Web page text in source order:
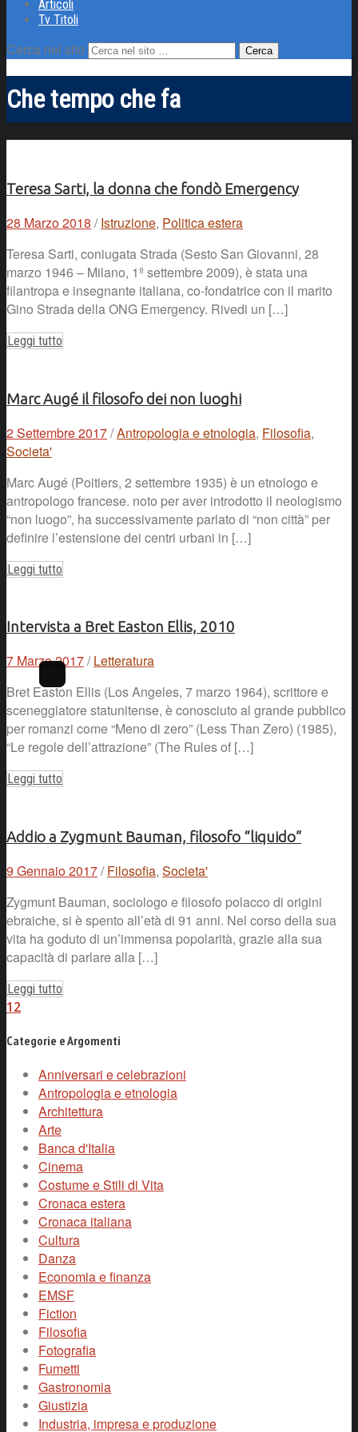
Articoli
Tv Titoli
Cerca nel sito
Che tempo che fa
Teresa Sarti, la donna che fondò Emergency
28 Marzo 2018 / Istruzione, Politica estera
Teresa Sarti, coniugata Strada (Sesto San Giovanni, 28
marzo 1946 – Milano, 1º settembre 2009), è stata una
filantropa e insegnante italiana, co-fondatrice con il marito
Gino Strada della ONG Emergency. Rivedi un […]
Leggi tutto
Marc Augé il filosofo dei non luoghi
2 Settembre 2017/Antropologia e etnologia, Filosofia,
Societa'
Marc Augé (Poitiers, 2 settembre 1935) è un etnologo e
antropologo francese. noto per aver introdotto il neologismo
“non luogo”, ha successivamente parlato di “non città” per
definire l’estensione dei centri urbani in […]
Leggi tutto
Intervista a Bret Easton Ellis, 2010
7 Marzo 2017/ Letteratura
Bret Easton Ellis (Los Angeles, 7 marzo 1964), scrittore e
sceneggiatore statunitense, è conosciuto al grande pubblico
per romanzi come “Meno di zero” (Less Than Zero) (1985),
“Le regole dell’attrazione” (The Rules of […]
Leggi tutto
Addio a Zygmunt Bauman, filosofo “liquido”
9 Gennaio 2017/ Filosofia, Societa'
Zygmunt Bauman, sociologo e filosofo polacco di origini
ebraiche, si è spento all’età di 91 anni. Nel corso della sua
vita ha goduto di un’immensa popolarità, grazie alla sua
capacità di parlare alla […]
Leggi tutto
12
Categorie e Argomenti
Anniversari e celebrazioni
Antropologia e etnologia
Architettura
Arte
Banca d'Italia
Cinema
Costume e Stili di Vita
Cronaca estera
Cronaca italiana
Cultura
Danza
Economia e finanza
EMSF
Fiction
Filosofia
Fotografia
Fumetti
Gastronomia
Giustizia
Industria, impresa e produzione